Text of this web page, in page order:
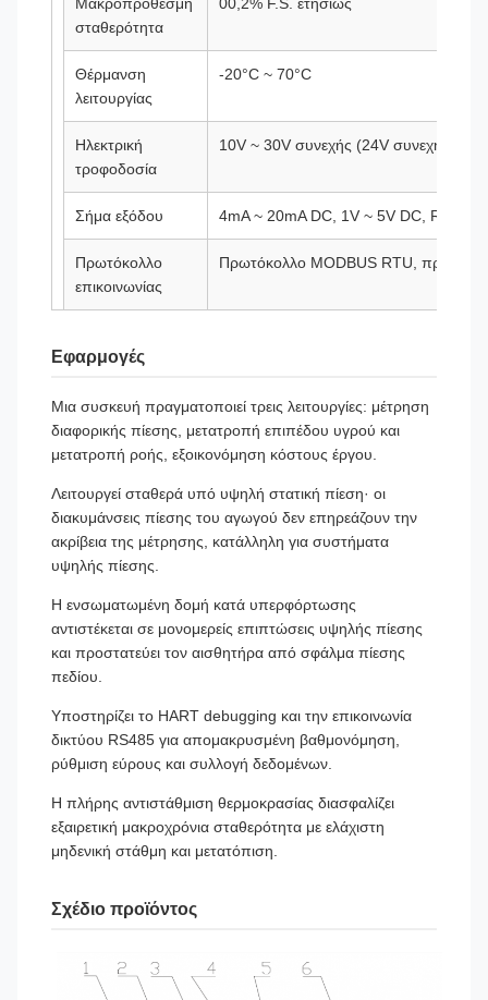
σταθερότητα
Θέρμανση
λειτουργίας
-20°C ~ 70°C
Ηλεκτρική
τροφοδοσία
10V ~ 30V συνεχής (24V συνεχής
Σήμα εξόδου 4mA ~ 20mA DC, 1V ~ 5V DC, RS485,
Πρωτόκολλο
επικοινωνίας
Πρωτόκολλο MODBUS RTU,
διεπαφή
Επίπεδο
προστασίας
IP65, IP68
ανθεκτικότητας
σε έκρηξη
Εποχή εγγύησης
Εφαρμογές
Μια συσκευή πραγματοποιεί τρεις λειτουργίες: μέτρηση
διαφορικής πίεσης, μετατροπή επιπέδου υγρού και
μετατροπή ροής, εξοικονόμηση κόστους έργου.
Λειτουργεί σταθερά υπό υψηλή στατική πίεση· οι
διακυμάνσεις πίεσης του αγωγού δεν επηρεάζουν την
ακρίβεια της μέτρησης, κατάλληλη για συστήματα
υψηλής πίεσης.
Η ενσωματωμένη δομή κατά υπερφόρτωσης
αντιστέκεται σε μονομερείς επιπτώσεις υψηλής πίεσης
και προστατεύει τον αισθητήρα από σφάλμα πίεσης
πεδίου.
Υποστηρίζει το HART debugging και την επικοινωνία
δικτύου RS485 για απομακρυσμένη βαθμονόμηση,
ρύθμιση εύρους και συλλογή δεδομένων.
Η πλήρης αντιστάθμιση θερμοκρασίας διασφαλίζει
εξαιρετική μακροχρόνια σταθερότητα με ελάχιστη
μηδενική στάθμη και μετατόπιση.
Σχέδιο προϊόντος